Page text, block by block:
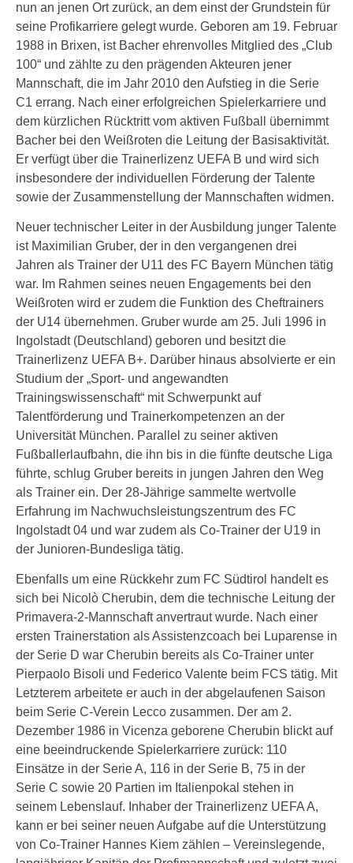
nun an jenen Ort zurück, an dem einst der Grundstein für
seine Profikarriere gelegt wurde. Geboren am 19. Februar
1988 in Brixen, ist Bacher ehrenvolles Mitglied des „Club
100“ und zählte zu den prägenden Akteuren jener
Mannschaft, die im Jahr 2010 den Aufstieg in die Serie
C1 errang. Nach einer erfolgreichen Spielerkarriere und
dem kürzlichen Rücktritt vom aktiven Fußball übernimmt
Bacher bei den Weißroten die Leitung der Basisaktivität.
Er verfügt über die Trainerlizenz UEFA B und wird sich
insbesondere der individuellen Förderung der Talente
sowie der Zusammenstellung der Mannschaften widmen.
Neuer technischer Leiter in der Ausbildung junger Talente
ist Maximilian Gruber, der in den vergangenen drei
Jahren als Trainer der U11 des FC Bayern München tätig
war. Im Rahmen seines neuen Engagements bei den
Weißroten wird er zudem die Funktion des Cheftrainers
der U14 übernehmen. Gruber wurde am 25. Juli 1996 in
Ingolstadt (Deutschland) geboren und besitzt die
Trainerlizenz UEFA B+. Darüber hinaus absolvierte er ein
Studium der „Sport- und angewandten
Trainingswissenschaft“ mit Schwerpunkt auf
Talentförderung und Trainerkompetenzen an der
Universität München. Parallel zu seiner aktiven
Fußballerlaufbahn, die ihn bis in die fünfte deutsche Liga
führte, schlug Gruber bereits in jungen Jahren den Weg
als Trainer ein. Der 28-Jährige sammelte wertvolle
Erfahrung im Nachwuchsleistungszentrum des FC
Ingolstadt 04 und war zudem als Co-Trainer der U19 in
der Junioren-Bundesliga tätig.
Ebenfalls um eine Rückkehr zum FC Südtirol handelt es
sich bei Nicolò Cherubin, dem die technische Leitung der
Primavera-2-Mannschaft anvertraut wurde. Nach einer
ersten Trainerstation als Assistenzcoach bei Luparense in
der Serie D war Cherubin bereits als Co-Trainer unter
Pierpaolo Bisoli und Federico Valente beim FCS tätig. Mit
Letzterem arbeitete er auch in der abgelaufenen Saison
beim Serie C-Verein Lecco zusammen. Der am 2.
Dezember 1986 in Vicenza geborene Cherubin blickt auf
eine beeindruckende Spielerkarriere zurück: 110
Einsätze in der Serie A, 116 in der Serie B, 75 in der
Serie C sowie 20 Partien im Italienpokal stehen in
seinem Lebenslauf. Inhaber der Trainerlizenz UEFA A,
kann er bei seiner neuen Aufgabe auf die Unterstützung
von Co-Trainer Hannes Kiem zählen – Vereinslegende,